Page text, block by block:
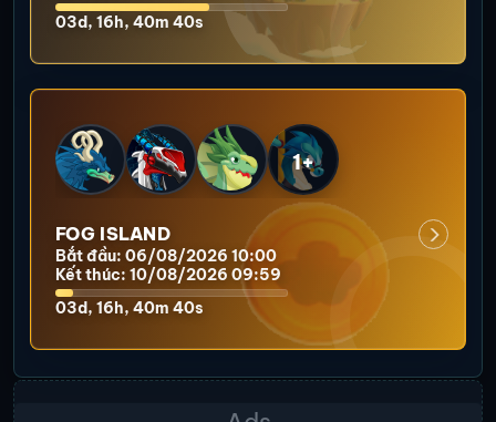
03d, 16h, 40m 37s
1+
FOG ISLAND
Bắt đầu: 06/08/2026 10:00
Kết thúc: 10/08/2026 09:59
03d, 16h, 40m 37s